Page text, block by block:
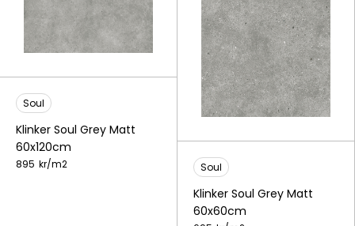
Soul
Klinker Soul Grey Matt
60x120cm
895 kr/m2 Soul
Klinker Soul Grey Matt
60x60cm